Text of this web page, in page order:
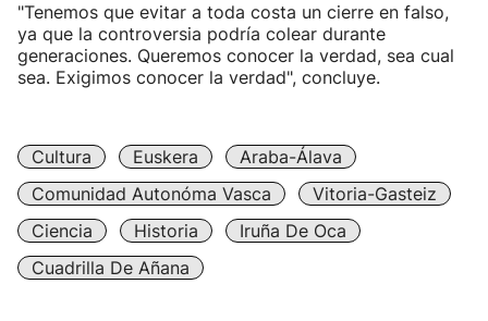
"Tenemos que evitar a toda costa un cierre en falso,
ya que la controversia podría colear durante
generaciones. Queremos conocer la verdad, sea cual
sea. Exigimos conocer la verdad", concluye.
Cultura Euskera
Araba-Álava
Comunidad Autonóma Vasca
Vitoria-Gasteiz
Ciencia
Historia
Iruña De Oca
Cuadrilla De Añana